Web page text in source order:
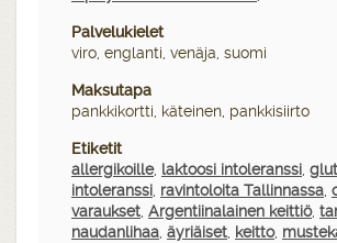
Palvelukielet
viro, englanti, venäja, suomi
Maksutapa
pankkikortti, käteinen, pankkisiirto
Etiketit
allergikoille, laktoosi intoleranssi,
intoleranssi, ravintoloita Tallinnassa,
varaukset, Argentiinalainen keittiö,
naudanlihaa, äyriäiset, keitto,